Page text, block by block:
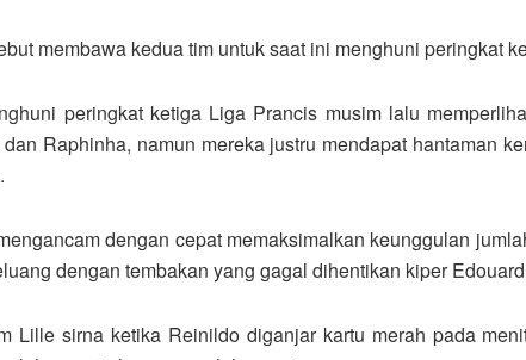
membawa kedua tim untuk saat ini menghuni peringkat
peringkat ketiga Liga Prancis musim lalu
Raphinha, namun mereka justru mendapat hantaman
dengan cepat memaksimalkan keunggulan
dengan tembakan yang gagal dihentikan kiper
Lille sirna ketika Reinildo diganjar kartu merah pada